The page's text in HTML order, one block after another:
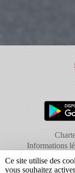
Informations
Ce site utilise des
vous souhaitez activer